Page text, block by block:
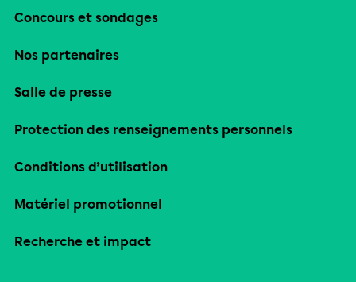
Concours et sondages
Nos partenaires
Salle de presse
Protection des renseignements personnels
Conditions d’utilisation
Matériel promotionnel
Recherche et impact